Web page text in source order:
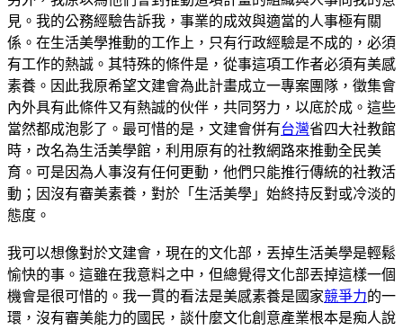
見。我的公務經驗告訴我，事業的成效與適當的人事極有關
係。在生活美學推動的工作上，只有行政經驗是不成的，必須
有工作的熱誠。其特殊的條件是，從事這項工作者必須有美感
素養。因此我原希望文建會為此計畫成立一專案團隊，徵集會
內外具有此條件又有熱誠的伙伴，共同努力，以底於成。這些
當然都成泡影了。最可惜的是，文建會併有台灣省四大社教館
時，改名為生活美學館，利用原有的社教網路來推動全民美
育。可是因為人事沒有任何更動，他們只能推行傳統的社教活
動；因沒有審美素養，對於「生活美學」始終持反對或冷淡的
態度。
我可以想像對於文建會，現在的文化部，丟掉生活美學是輕鬆
愉快的事。這雖在我意料之中，但總覺得文化部丟掉這樣一個
機會是很可惜的。我一貫的看法是美感素養是國家競爭力的一
環，沒有審美能力的國民，談什麼文化創意產業根本是痴人說